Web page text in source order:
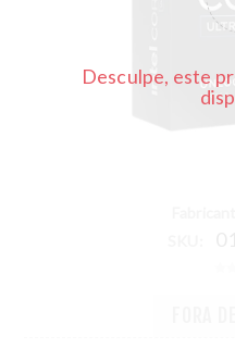
Desculpe, este